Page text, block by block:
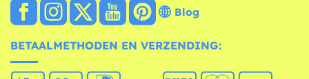
Blog
BETAALMETHODEN EN VERZENDING: